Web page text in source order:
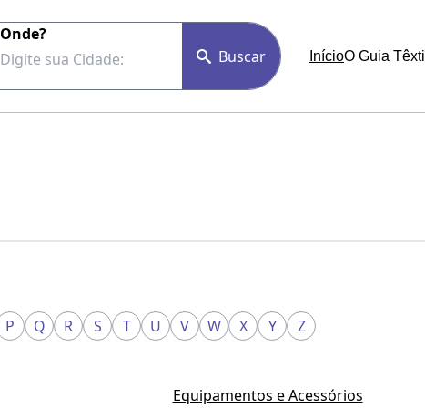
Onde?
Buscar
InícioO Guia Têxtil
P Q R S T U V W X Y Z
Equipamentos e Acessórios